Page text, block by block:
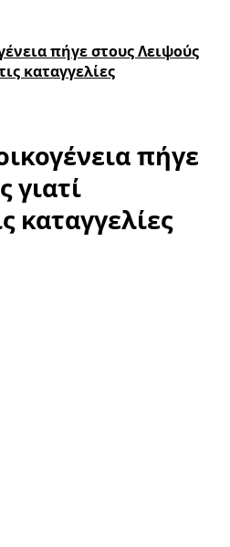
πήγε στους Λειψούς
καταγγελίες
πήγε
γιατί
καταγγελίες